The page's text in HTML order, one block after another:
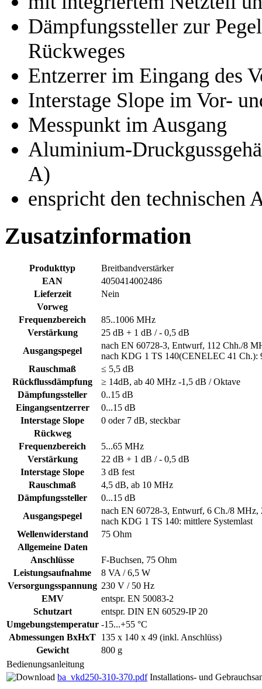
Dämpfungssteller zur
Rückweges
Entzerrer im Eingang des
Interstage Slope im Vor-
Messpunkt im Ausgang
Aluminium-
A)
enspricht den technischen
Zusatzinformation
Produkttyp
Breitbandverstärker
EAN
4050414002486
Lieferzeit
Nein
Vorweg
Frequenzbereich
85..1006 MHz
Verstärkung
25 dB + 1 dB / - 0,5 dB
Ausgangspegel
nach EN 60728-3, Entwurf, 112 Chh./8
nach KDG 1 TS 140(CENELEC 41 Ch.):
Rauschmaß
≤ 5,5 dB
Rückflussdämpfung
≥ 14dB, ab 40 MHz -1,5 dB / Oktave
Dämpfungssteller
0..15 dB
Eingangsentzerrer
0...15 dB
Interstage Slope
0 oder 7 dB, steckbar
Rückweg
Frequenzbereich
5...65 MHz
Verstärkung
22 dB + 1 dB / - 0,5 dB
Interstage Slope
3 dB fest
Rauschmaß
4,5 dB, ab 10 MHz
Dämpfungssteller
0...15 dB
Ausgangspegel
nach EN 60728-3, Entwurf, 6 Ch./8
nach KDG 1 TS 140: mittlere Systemlast
Wellenwiderstand
75 Ohm
Allgemeine Daten
Anschlüsse
F-Buchsen, 75 Ohm
Leistungsaufnahme
8 VA / 6,5 W
Versorgungsspannung 230 V / 50 Hz
EMV
entspr. EN 50083-2
Schutzart
entspr. DIN EN 60529-IP 20
Umgebungstemperatur -15...+55 °C
Abmessungen BxHxT 135 x 140 x 49 (inkl. Anschlüss)
Gewicht
800 g
Bedienungsanleitung
ba_vkd250-310-370.pdf Installations- und